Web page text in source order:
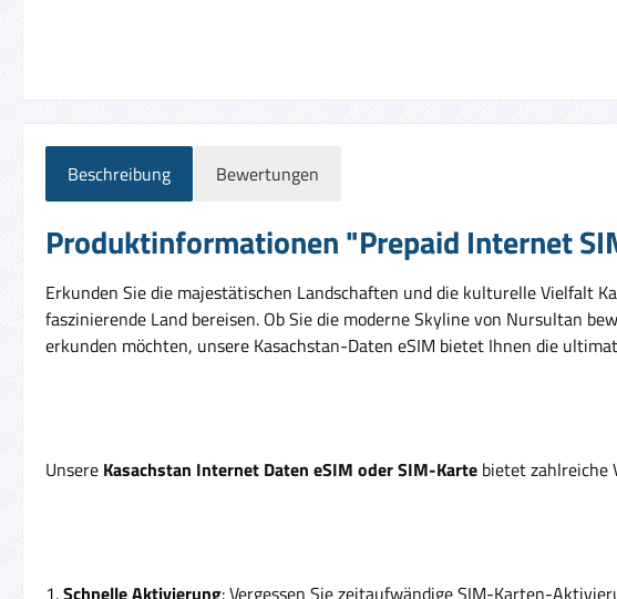
Beschreibung Bewertungen
Produktinformationen "Prepaid Internet
Erkunden Sie die majestätischen Landschaften und die kulturelle Vielfalt
faszinierende Land bereisen. Ob Sie die moderne Skyline von Nursultan
erkunden möchten, unsere Kasachstan-Daten eSIM bietet Ihnen die
Unsere Kasachstan Internet Daten eSIM oder SIM-Karte bietet zahlreiche
1.Schnelle Aktivierung: Vergessen Sie zeitaufwändige SIM-Karten-